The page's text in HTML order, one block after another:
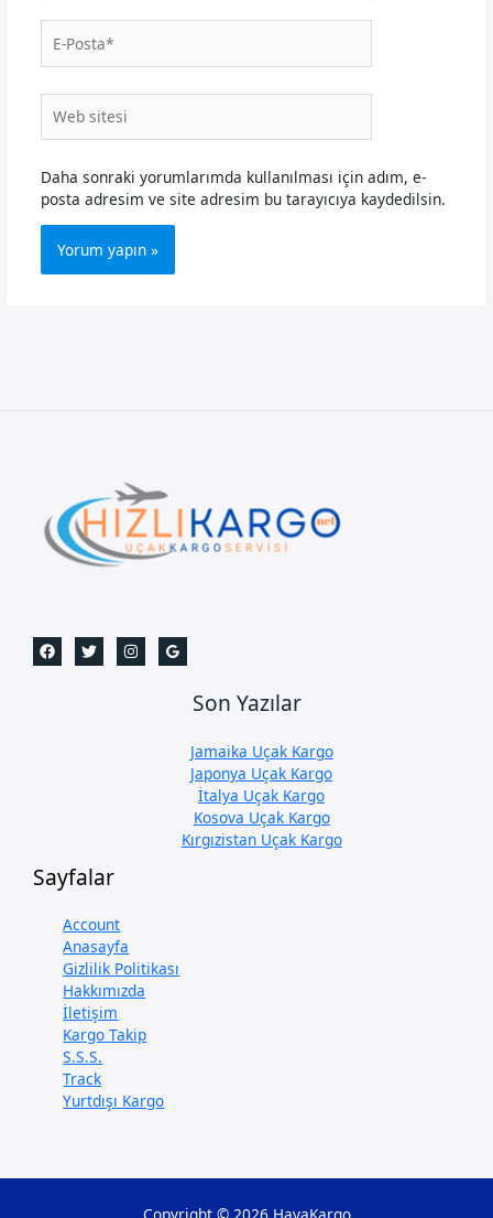
Posta*
sitesi
Daha sonraki yorumlarımda kullanılması için adım, e-
posta adresim ve site adresim bu tarayıcıya kaydedilsin.
Son Yazılar
Jamaika Uçak Kargo
Japonya Uçak Kargo
İtalya Uçak Kargo
Kosova Uçak Kargo
Kırgızistan Uçak Kargo
Sayfalar
Account
Anasayfa
Gizlilik Politikası
Hakkımızda
İletişim
Kargo Takip
S.S.S.
Track
Yurtdışı Kargo
Copyright © 2026 HavaKargo